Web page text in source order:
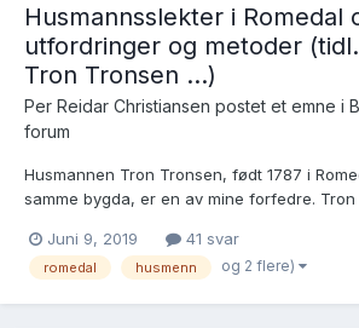
Husmannsslekter i Romedal
utfordringer og metoder
Tron Tronsen ...)
Per Reidar Christiansen postet et emne i
forum
Husmannen Tron Tronsen, født 1787 i
samme bygda, er en av mine forfedre.
Hansdatter fra Melby. Sammen får de barna
Tolline, f 11.9 1817, Engebret, f 15.4 1820,
Juni 9, 2019 41 svar
romedal husmenn og 2 flere)